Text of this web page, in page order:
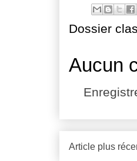
Dossier
Aucun
Article plus